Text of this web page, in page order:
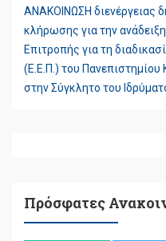
ΑΝΑΚΟΙΝΩΣΗ διενέργειας
κλήρωσης για την
Επιτροπής για τη
(Ε.Ε.Π.) του Πανεπιστημίου
στην Σύγκλητο του
Πρόσφατες